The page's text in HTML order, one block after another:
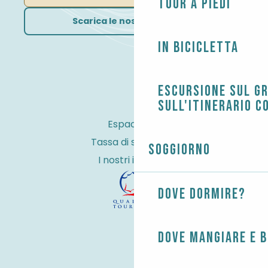
Tour a piedi
In bicicletta
Escursione sul
sull'itinerario
Soggiorno
Dove dormire?
Dove mangiare e
Scarica le nostre brochure
Espace Pro
Tassa di soggiorno
I nostri impegni